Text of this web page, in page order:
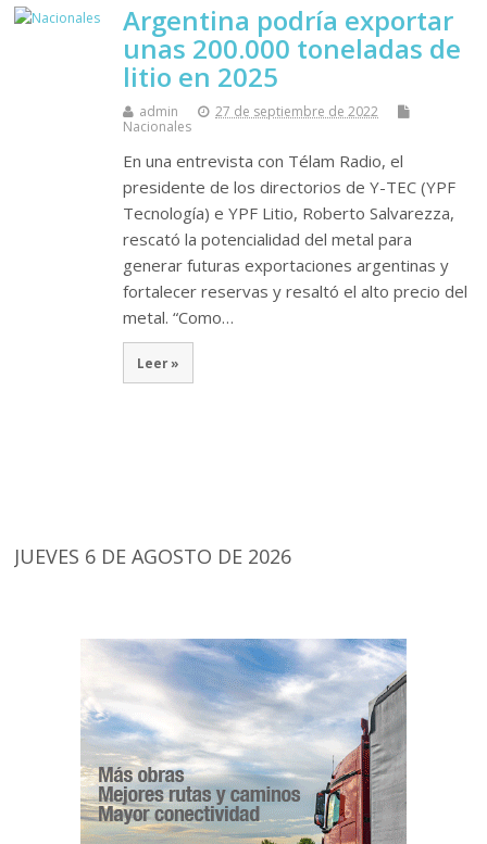
Argentina podría exportar
unas 200.000 toneladas de
litio en 2025
admin
27 de septiembre de 2022
Nacionales
En una entrevista con Télam Radio, el
presidente de los directorios de Y-TEC (YPF
Tecnología) e YPF Litio, Roberto Salvarezza,
rescató la potencialidad del metal para
generar futuras exportaciones argentinas y
fortalecer reservas y resaltó el alto precio del
metal. “Como…
Leer »
JUEVES 6 DE AGOSTO DE 2026